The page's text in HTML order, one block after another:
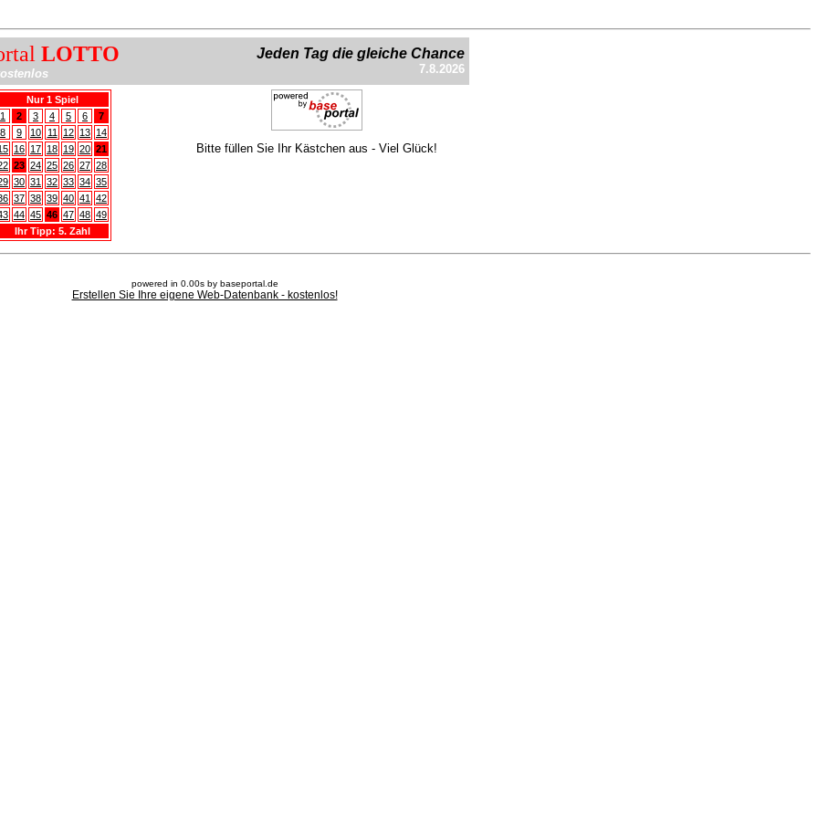
LOTTO Jeden Tag die gleiche Chance
7.8.2026
Nur 1 Spiel
1
2 3 4 5 6
7
8
9 10 11 12 13 14
16 17 18 19 20 21
23 24 25 26 27 28
30 31 32 33 34 35
37 38 39 40 41
42
44 45 46 47 48 49
Ihr Tipp: 5. Zahl
Bitte füllen Sie Ihr Kästchen aus - Viel Glück!
powered in 0.00s by baseportal.de
Erstellen Sie Ihre eigene Web-Datenbank - kostenlos!